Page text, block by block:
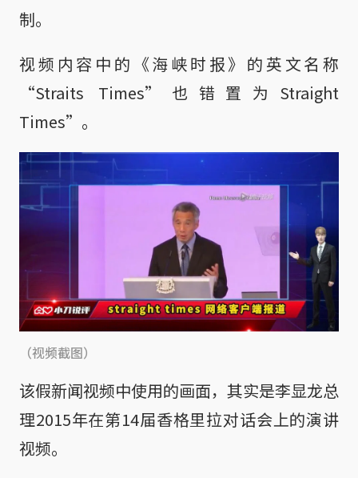
制。
视频内容中的《海峡时报》的英文名称
“Straits Times”也错置为Straight
Times”。
（视频截图）
该假新闻视频中使用的画面，其实是李显龙总
理2015年在第14届香格里拉对话会上的演讲
视频。